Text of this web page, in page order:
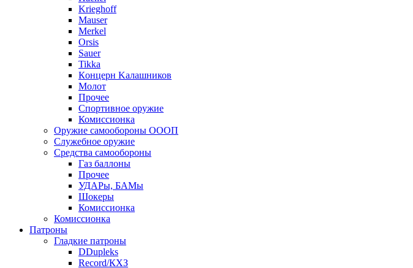
Krieghoff
Mauser
Merkel
Orsis
Sauer
Tikka
Кoнцеpн Kалашников
Молот
Прочее
Спортивное оружие
Комиссионка
Оружие самообороны ОООП
Служебное оружие
Средства самообороны
Газ баллоны
Прочее
УДАРы, БАМы
Шокеры
Комиссионка
Комиссионка
Патроны
Гладкие патроны
DDupleks
Record/КХЗ